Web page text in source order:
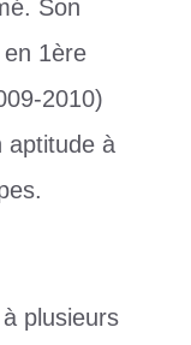
Son
1ère
2010)
aptitude à
plusieurs